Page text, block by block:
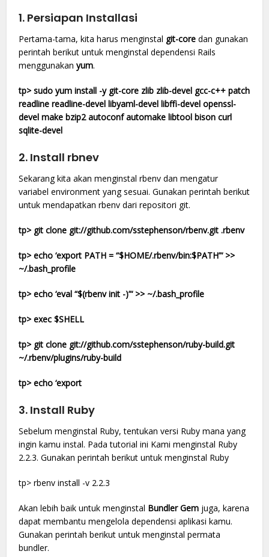
1. Persiapan Installasi
Pertama-tama, kita harus menginstal git-core dan gunakan
perintah berikut untuk menginstal dependensi Rails
menggunakanyum.
tp> sudo yum install -y git-core zlib zlib-devel gcc-c++ patch
readline readline-devel libyaml-devel libffi-devel openssl-
devel make bzip2 autoconf automake libtool bison curl
sqlite-devel
2. Install rbnev
Sekarang kita akan menginstal rbenv dan mengatur
variabel environment yang sesuai. Gunakan perintah berikut
untuk mendapatkan rbenv dari repositori git.
tp> git clone git://github.com/sstephenson/rbenv.git .rbenv
tp> echo ‘export PATH = “$HOME/.rbenv/bin:$PATH”‘ >>
~/.bash_profile
tp> echo ‘eval “$(rbenv init -)”‘ >> ~/.bash_profile
tp> exec $SHELL
tp> git clone git://github.com/sstephenson/ruby-build.git
~/.rbenv/plugins/ruby-build
tp> echo ‘export
3. Install Ruby
Sebelum menginstal Ruby, tentukan versi Ruby mana yang
ingin kamu instal. Pada tutorial ini Kami menginstal Ruby
2.2.3. Gunakan perintah berikut untuk menginstal Ruby
tp> rbenv install -v 2.2.3
Akan lebih baik untuk menginstal Bundler Gem juga, karena
dapat membantu mengelola dependensi aplikasi kamu.
Gunakan perintah berikut untuk menginstal permata
bundler.